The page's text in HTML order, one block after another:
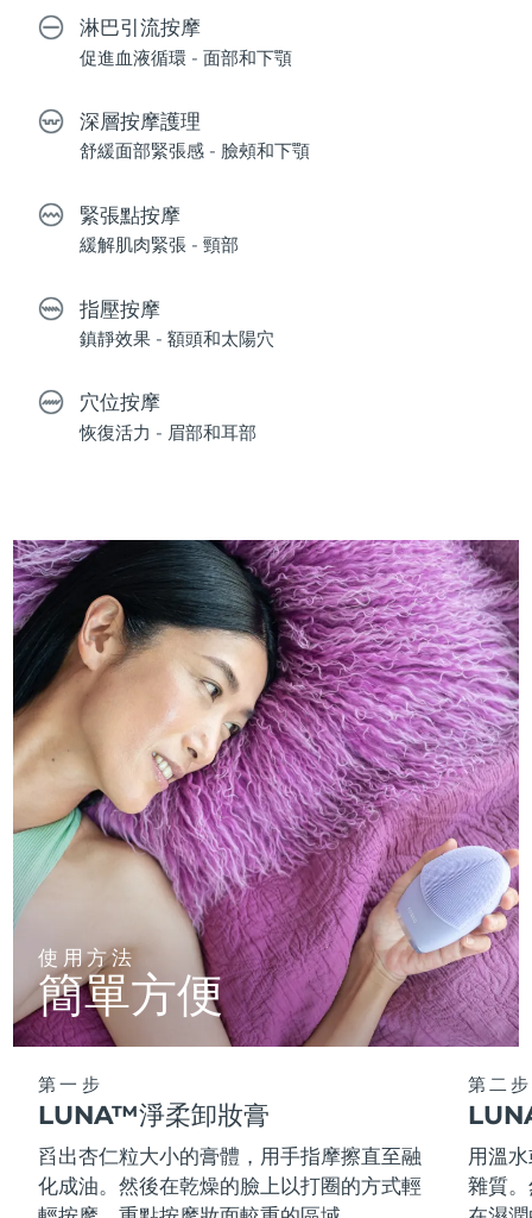
淋巴引流按摩
促進血液循環 - 面部和下顎
深層按摩護理
舒緩面部緊張感 - 臉頰和下顎
緊張點按摩
緩解肌肉緊張 - 頸部
指壓按摩
鎮靜效果 - 額頭和太陽穴
穴位按摩
恢復活力 - 眉部和耳部
使用方法
簡單方便
第一步
LUNA™淨柔卸妝膏
舀出杏仁粒大小的膏體，用手指摩擦直至融
化成油。然後在乾燥的臉上以打圈的方式輕
第二步
用溫
雜質